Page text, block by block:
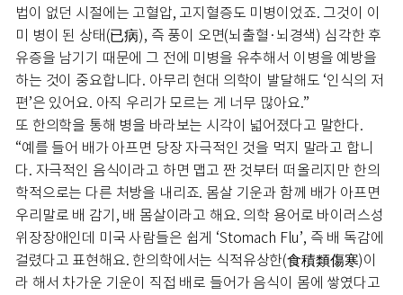
법이 없던 시절에는 고혈압, 고지혈증도 미병이었죠. 그것이 이
미 병이 된 상태(已病), 즉 풍이 오면(뇌출혈·뇌경색) 심각한 후
유증을 남기기 때문에 그 전에 미병을 유추해서 이병을 예방을
하는 것이 중요합니다. 아무리 현대 의학이 발달해도 ‘인식의 저
편’은 있어요. 아직 우리가 모르는 게 너무 많아요.”
또 한의학을 통해 병을 바라보는 시각이 넓어졌다고 말한다.
“예를 들어 배가 아프면 당장 자극적인 것을 먹지 말라고 합니
다. 자극적인 음식이라고 하면 맵고 짠 것부터 떠올리지만 한의
학적으로는 다른 처방을 내리죠. 몸살 기운과 함께 배가 아프면
우리말로 배 감기, 배 몸살이라고 해요. 의학 용어로 바이러스성
위장장애인데 미국 사람들은 쉽게 ‘Stomach Flu’, 즉 배 독감에
걸렸다고 표현해요. 한의학에서는 식적유상한(食積類傷寒)이
라 해서 차가운 기운이 직접 배로 들어가 음식이 몸에 쌓였다고